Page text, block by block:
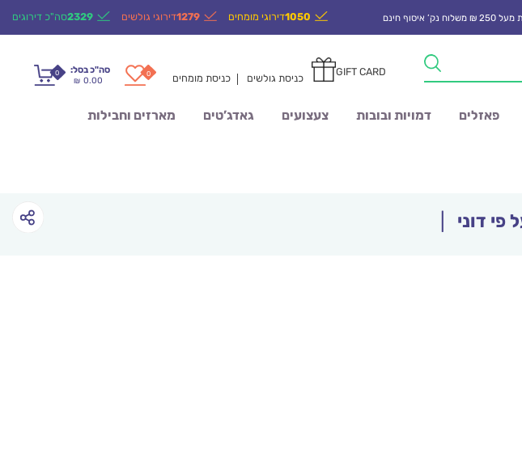
1050דירוגי מומחים 1279דירוגי גולשים 2329סה"כ דירוגים
GIFT CARD כניסת גולשים כניסת מומחים 0
0 סה"כ בסל:
₪ 0.00
פאזלים דמויות ובובות צעצועים גאדג’טים מארזים וחבילות